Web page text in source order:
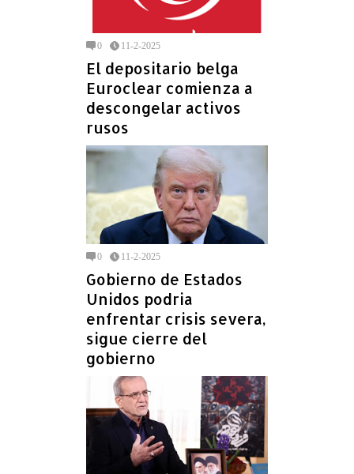
0 11-2-2025
El depositario belga
Euroclear comienza a
descongelar activos
rusos
0 11-2-2025
Gobierno de Estados
Unidos podria
enfrentar crisis severa,
sigue cierre del
gobierno